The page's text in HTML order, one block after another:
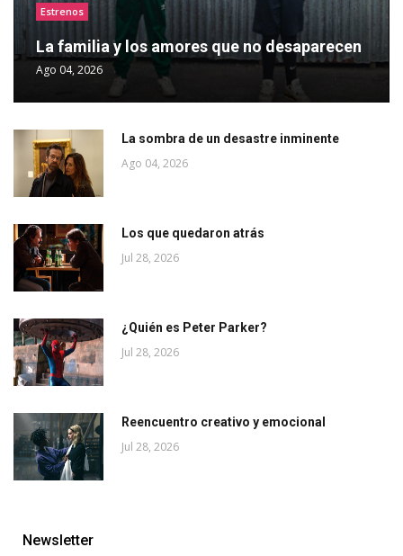
Estrenos
La familia y los amores que no desaparecen
Ago 04, 2026
La sombra de un desastre inminente
Ago 04, 2026
Los que quedaron atrás
Jul 28, 2026
¿Quién es Peter Parker?
Jul 28, 2026
Reencuentro creativo y emocional
Jul 28, 2026
Newsletter